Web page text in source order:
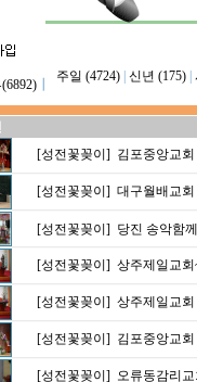
┃
주일 (4724)| 신년 (175)|
[성전꽃꽂이] 김포중앙교
[성전꽃꽂이] 대구월배교회
[성전꽃꽂이] 당진 송악함
[성전꽃꽂이] 상주제일교
[성전꽃꽂이] 상주제일교
[성전꽃꽂이] 김포중앙교
[성전꽃꽂이] 오류동감리